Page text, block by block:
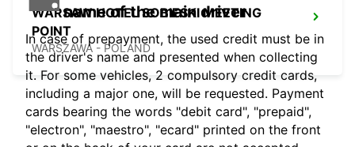
WARSAW HOTEL SOBIESKI MEETING
POINT
WARSZAWA - POLAND
name of the main driver
In case of prepayment, the used credit must be in
the driver's name and presented when collecting
it. For some vehicles, 2 compulsory credit cards,
including a major one, will be requested. Payment
cards bearing the words "debit card", "prepaid",
"electron", "maestro", "ecard" printed on the front